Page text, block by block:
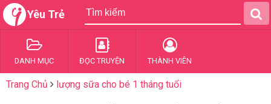
Yêu Trẻ
DANH MỤC ĐỌC TRUYỆN THÀNH VIÊN
Trang Chủ lượng sữa cho bé 1 tháng tuổi